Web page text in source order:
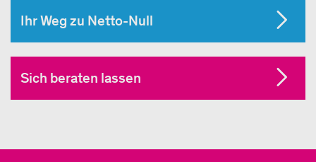
Ihr Weg zu Netto-Null
Sich beraten lassen